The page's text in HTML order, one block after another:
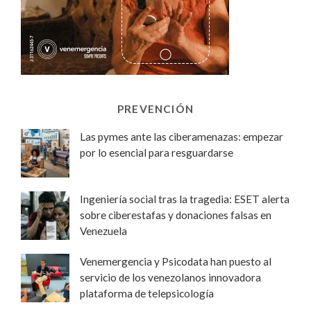
PREVENCIÓN
Las pymes ante las ciberamenazas: empezar
por lo esencial para resguardarse
Ingeniería social tras la tragedia: ESET alerta
sobre ciberestafas y donaciones falsas en
Venezuela
Venemergencia y Psicodata han puesto al
servicio de los venezolanos innovadora
plataforma de telepsicología